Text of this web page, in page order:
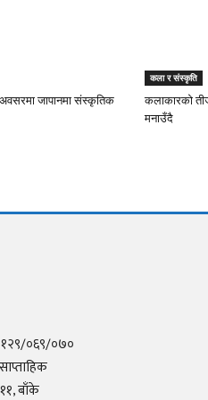
अवसरमा जापानमा संस्कृतिक
कला र संस्कृति
कलाकारको
मनाउँदै
१२९/०६९/०७०
बाँके